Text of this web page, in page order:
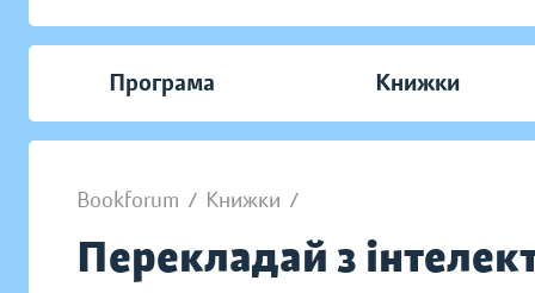
Програма Книжки
Bookforum / Книжки /
Перекладай з